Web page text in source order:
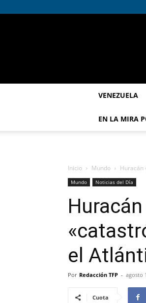
VENEZUELA
EN LA MIRA
Inicio Mundo Huracán
Mundo Noticias del Día
el
Por Redacción TFP - agosto
Cuota